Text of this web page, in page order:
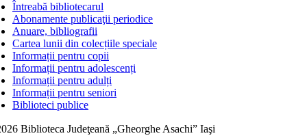
Întreabă bibliotecarul
Abonamente publicaţii periodice
Anuare, bibliografii
Cartea lunii din colecțiile speciale
Informații pentru copii
Informații pentru adolescenți
Informații pentru adulți
Informații pentru seniori
Biblioteci publice
Biblioteca Judeţeană „Gheorghe Asachi” Iaşi